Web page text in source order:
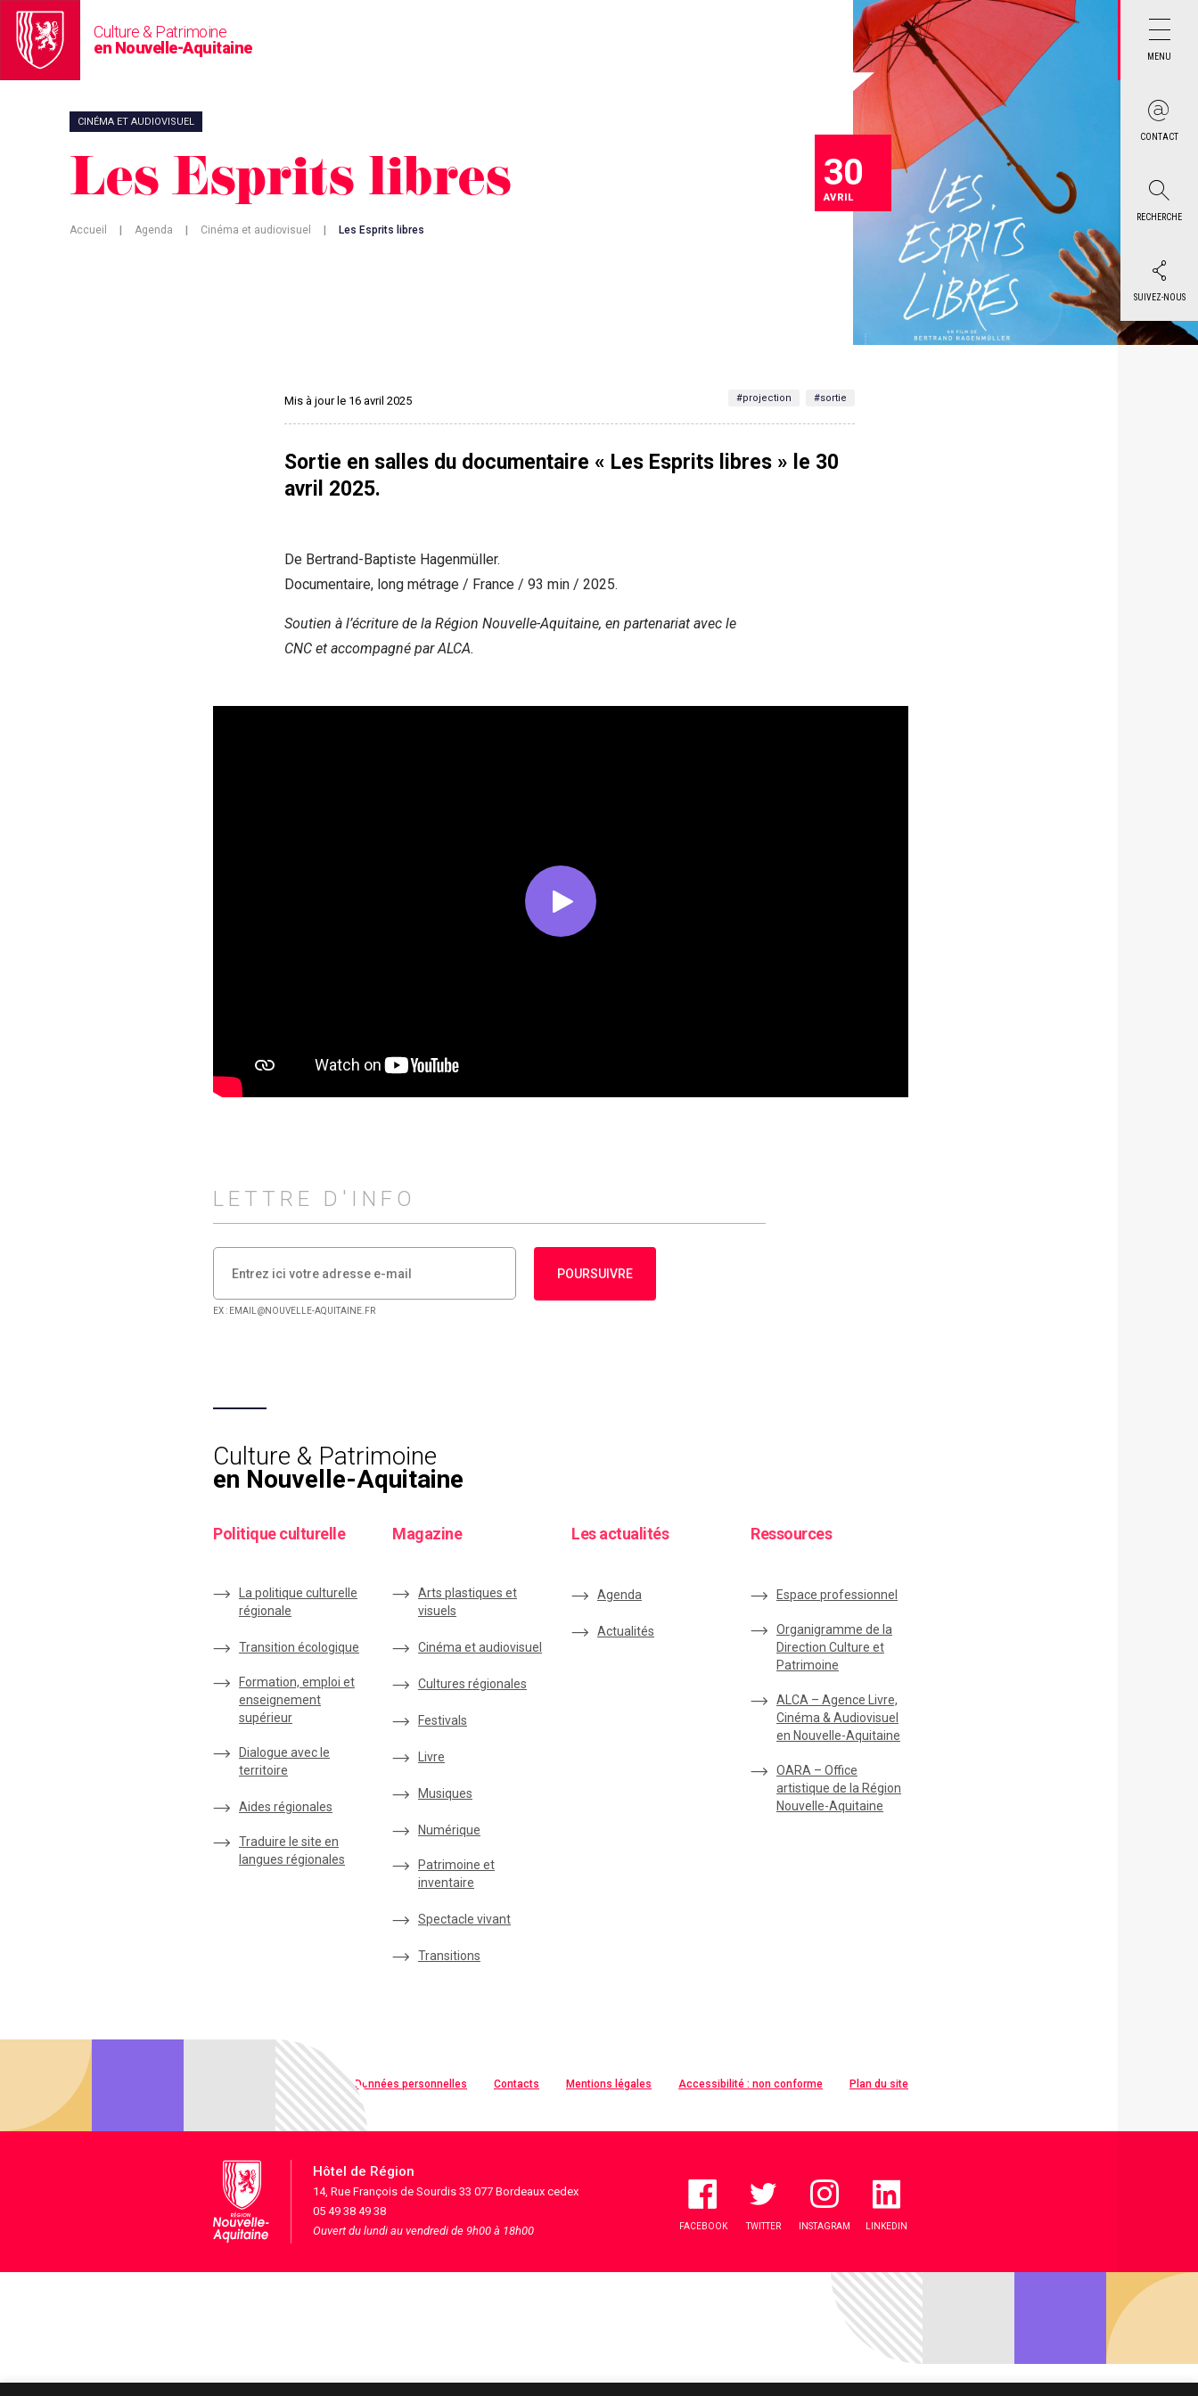
Culture & Patrimoine
en Nouvelle-Aquitaine
MENU
CONTACT
RECHERCHE
SUIVEZ-NOUS
CINÉMA ET AUDIOVISUEL
Les Esprits libres
Accueil Agenda Cinéma et audiovisuel Les Esprits libres
30
AVRIL
Mis à jour le 16 avril 2025 #projection #sortie
Sortie en salles du documentaire « Les Esprits libres » le 30
avril 2025.
De Bertrand-Baptiste Hagenmüller.
Documentaire, long métrage / France / 93 min / 2025.
Soutien à l’écriture de la Région Nouvelle-Aquitaine, en partenariat avec le
CNC et accompagné par ALCA.
LETTRE D'INFO
POURSUIVRE
EX : EMAIL@NOUVELLE-AQUITAINE.FR
Culture & Patrimoine
en Nouvelle-Aquitaine
Politique culturelle
La politique culturelle
régionale
Transition écologique
Formation, emploi et
enseignement
supérieur
Dialogue avec le
territoire
Aides régionales
Traduire le site en
langues régionales
Magazine
Arts plastiques et
visuels
Cinéma et audiovisuel
Cultures régionales
Festivals
Livre
Musiques
Numérique
Patrimoine et
inventaire
Spectacle vivant
Transitions
Les actualités
Agenda
Actualités
Ressources
Espace professionnel
Organigramme de la
Direction Culture et
Patrimoine
ALCA – Agence Livre,
Cinéma & Audiovisuel
en Nouvelle-Aquitaine
OARA – Office
artistique de la Région
Nouvelle-Aquitaine
Qualité web Données personnelles Contacts Mentions légales Accessibilité : non conforme Plan du site
Hôtel de Région
14, Rue François de Sourdis 33 077 Bordeaux cedex
05 49 38 49 38
Ouvert du lundi au vendredi de 9h00 à 18h00
FACEBOOK TWITTER INSTAGRAM LINKEDIN